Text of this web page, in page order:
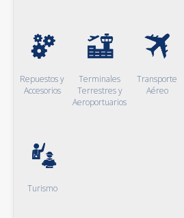
Repuestos y
Accesorios
Terminales
Terrestres y
Aeroportuarios
Transporte
Aéreo
Turismo